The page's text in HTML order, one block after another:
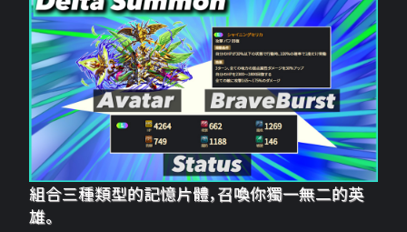
組合三種類型的記憶片體，召喚你獨一無二的英
雄。